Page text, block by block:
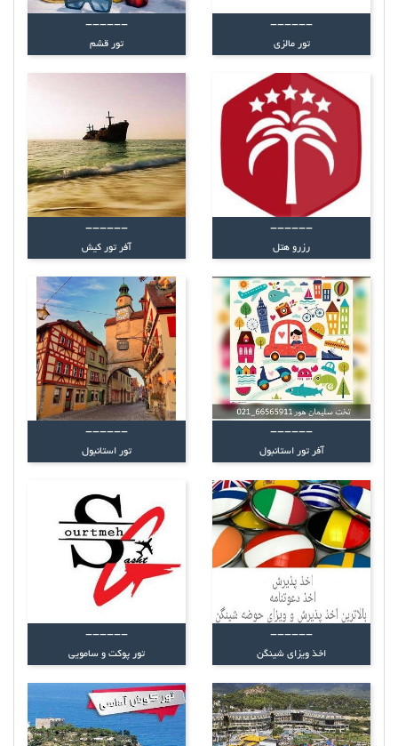
------
تور مالزی
------
تور قشم
------
رزرو هتل
------
آفر تور کیش
------
آفر تور استانبول
------
تور استانبول
------
اخذ ویزای شینگن
------
تور پوکت و سامویی